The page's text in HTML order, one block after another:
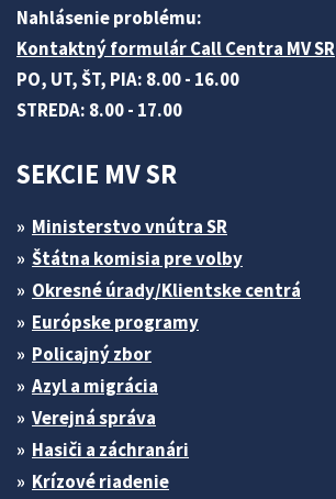
Nahlásenie problému:
Kontaktný formulár Call Centra MV SR
PO, UT, ŠT, PIA: 8.00 - 16.00
STREDA: 8.00 - 17.00
SEKCIE MV SR
Ministerstvo vnútra SR
Štátna komisia pre volby
Okresné úrady/Klientske centrá
Európske programy
Policajný zbor
Azyl a migrácia
Verejná správa
Hasiči a záchranári
Krízové riadenie